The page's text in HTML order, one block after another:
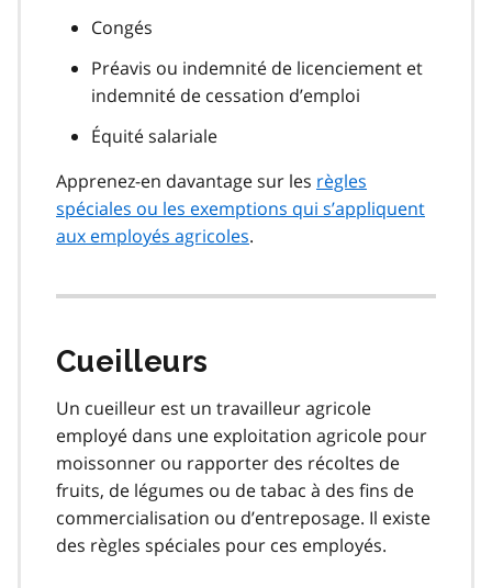
Congés
Préavis ou indemnité de licenciement et
indemnité de cessation d’emploi
Équité salariale
Apprenez-en davantage sur les règles
spéciales ou les exemptions qui s’appliquent
aux employés agricoles.
Cueilleurs
Un cueilleur est un travailleur agricole
employé dans une exploitation agricole pour
moissonner ou rapporter des récoltes de
fruits, de légumes ou de tabac à des fins de
commercialisation ou d’entreposage. Il existe
des règles spéciales pour ces employés.